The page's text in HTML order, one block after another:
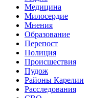
Медицина
Милосердие
Мнения
Образование
Перепост
Полиция
Происшествия
Пудож
Районы Карелии
Расследования